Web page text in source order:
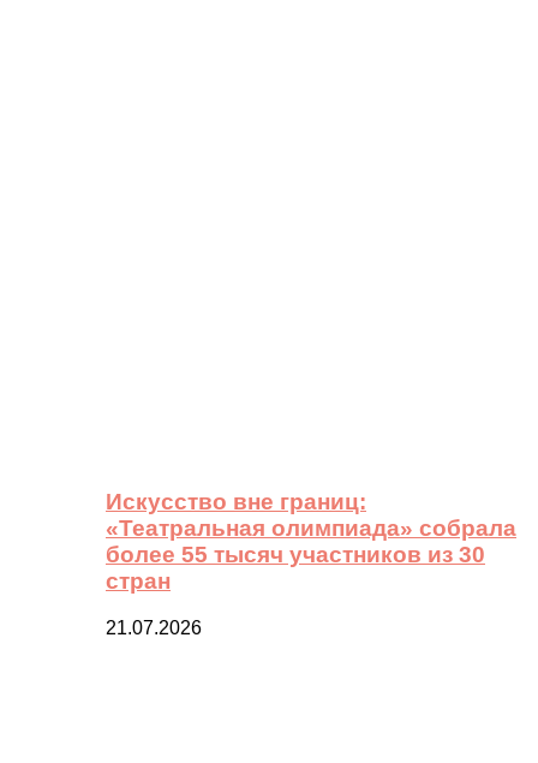
Искусство вне границ:
«Театральная олимпиада» собрала
более 55 тысяч участников из 30
стран
21.07.2026